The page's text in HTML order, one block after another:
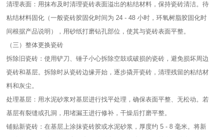
清理表面：用抹布及时清理瓷砖表面溢出的粘结材料，保持瓷砖清洁。待
粘结材料固化（一般瓷砖胶固化时间为 24 - 48 小时，环氧树脂胶固化时
间根据产品说明），用砂纸打磨钻孔部位，使其与瓷砖表面平整。​
（三）整体更换瓷砖​
拆除旧瓷砖：使用铲刀、锤子小心拆除空鼓或破损的瓷砖，避免损坏周边
瓷砖和基层。拆除时从瓷砖边缘开始，逐步撬开瓷砖，清理残留的粘结材
料和灰尘。​
处理基层：用水泥砂浆对基层进行找平处理，确保表面平整、无松动。若
基层有裂缝或孔洞，用堵漏王进行修补，干燥后打磨平整。​
铺贴新瓷砖：在基层上涂抹瓷砖胶或水泥砂浆，厚度约 5 - 8 毫米。将新